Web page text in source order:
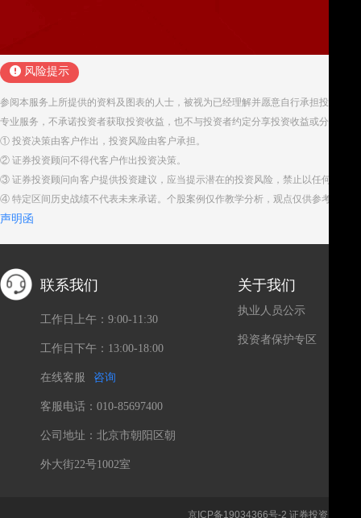
信息，该如何查询？
发展战略、法定信息披露及其说明、公司依法可以披
谓“内幕消息”等资讯应谨慎对待，切勿盲听盲从。投
海证券报》、《证券时报》、《证券日报》、《金融
等，或通过投资者互动平台对话上市公司获取信息。
货资金的配资广告，声称投入1万元便可使用5－10
风险提示
参阅本服务上所提供的资料及图表的人士，被视为已经理解并愿意自行承担投资服
专业服务，不承诺投资者获取投资收益，也不与投资者约定分享投资收益或分担投
① 投资决策由客户作出，投资风险由客户承担。
② 证券投资顾问不得代客户作出投资决策。
③ 证券投资顾问向客户提供投资建议，应当提示潜在的投资风险，禁止以任何方式
④ 特定区间历史战绩不代表未来承诺。个股案例仅作教学分析，观点仅供参考。股
声明函
联系我们
工作日上午：9:00-11:30
工作日下午：13:00-18:00
在线客服 咨询
客服电话：010-85697400
公司地址：北京市朝阳区朝
外大街22号1002室
关于我们
执业人员公示
投资者保护专区
京ICP备19034366号-2 证券投资咨询、